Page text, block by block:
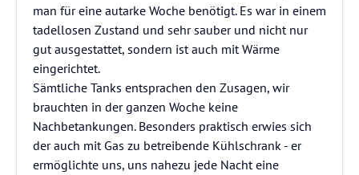
man für eine autarke Woche benötigt. Es war in einem
tadellosen Zustand und sehr sauber und nicht nur
gut ausgestattet, sondern ist auch mit Wärme
eingerichtet.
Sämtliche Tanks entsprachen den Zusagen, wir
brauchten in der ganzen Woche keine
Nachbetankungen. Besonders praktisch erwies sich
der auch mit Gas zu betreibende Kühlschrank - er
ermöglichte uns, uns nahezu jede Nacht eine